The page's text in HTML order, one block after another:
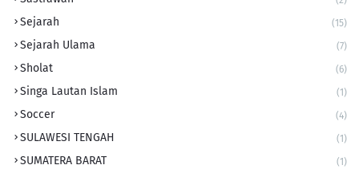
Sejarah (15)
Sejarah Ulama (7)
Sholat (6)
Singa Lautan Islam (1)
Soccer (4)
SULAWESI TENGAH (1)
SUMATERA BARAT (1)